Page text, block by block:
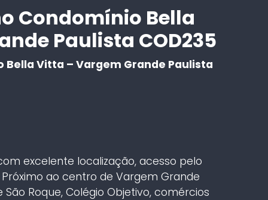
Condomínio Bella
Paulista COD235
Vitta – Vargem Grande Paulista
excelente localização, acesso pelo
Próximo ao centro de Vargem Grande
Roque, Colégio Objetivo, comércios